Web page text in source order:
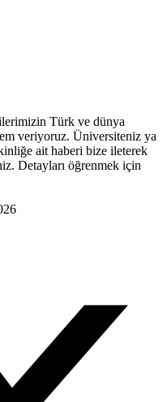
Türk ve dünya
veriyoruz. Üniversiteniz ya
ait haberi bize ileterek
Detayları öğrenmek için